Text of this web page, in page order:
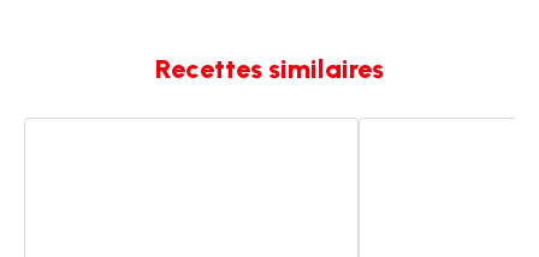
Recettes similaires